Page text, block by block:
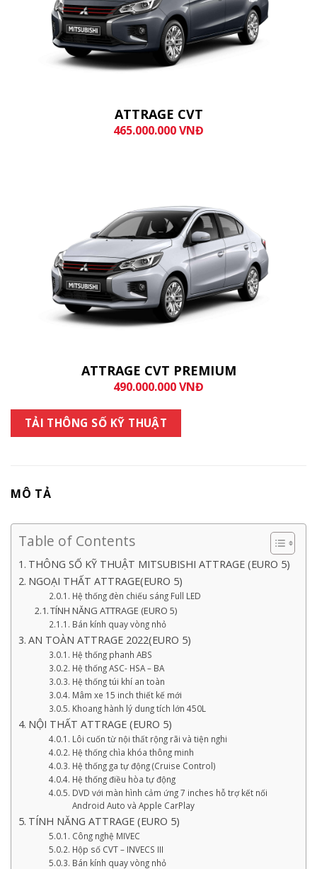
ATTRAGE CVT
465.000.000 VNĐ
ATTRAGE CVT PREMIUM
490.000.000 VNĐ
TẢI THÔNG SỐ KỸ THUẬT
MÔ TẢ
Table of Contents
THÔNG SỐ KỸ THUẬT MITSUBISHI ATTRAGE (EURO 5)
NGOẠI THẤT ATTRAGE(EURO 5)
Hệ thống đèn chiếu sáng Full LED
TÍNH NĂNG ATTRAGE (EURO 5)
Bán kính quay vòng nhỏ
AN TOÀN ATTRAGE 2022(EURO 5)
Hệ thống phanh ABS
Hệ thống ASC- HSA – BA
Hệ thống túi khí an toàn
Mâm xe 15 inch thiết kế mới
Khoang hành lý dung tích lớn 450L
NỘI THẤT ATTRAGE (EURO 5)
Lôi cuốn từ nội thất rộng rãi và tiện nghi
Hệ thống chìa khóa thông minh
Hệ thống ga tự động (Cruise Control)
Hệ thống điều hòa tự động
DVD với màn hình cảm ứng 7 inches hỗ trợ kết nối
Android Auto và Apple CarPlay
TÍNH NĂNG ATTRAGE (EURO 5)
Công nghệ MIVEC
Hộp số CVT – INVECS III
Bán kính quay vòng nhỏ